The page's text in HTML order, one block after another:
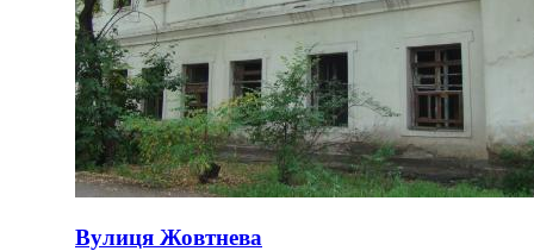
Вулиця Жовтнева